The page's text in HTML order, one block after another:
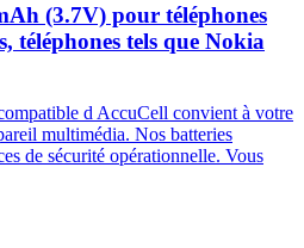
(3.7V) pour téléphones
téléphones tels que Nokia
d AccuCell convient à votre
multimédia. Nos batteries
de sécurité opérationnelle. Vous